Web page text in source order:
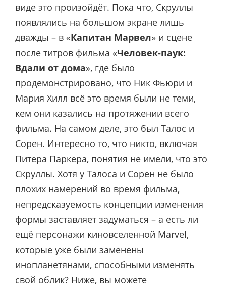
виде это произойдёт. Пока что, Скруллы
появлялись на большом экране лишь
дважды – в «Капитан Марвел» и сцене
после титров фильма «Человек-паук:
Вдали от дома», где было
продемонстрировано, что Ник Фьюри и
Мария Хилл всё это время были не теми,
кем они казались на протяжении всего
фильма. На самом деле, это был Талос и
Сорен. Интересно то, что никто, включая
Питера Паркера, понятия не имели, что это
Скруллы. Хотя у Талоса и Сорен не было
плохих намерений во время фильма,
непредсказуемость концепции изменения
формы заставляет задуматься – а есть ли
ещё персонажи киновселенной Marvel,
которые уже были заменены
инопланетянами, способными изменять
свой облик? Ниже, вы можете